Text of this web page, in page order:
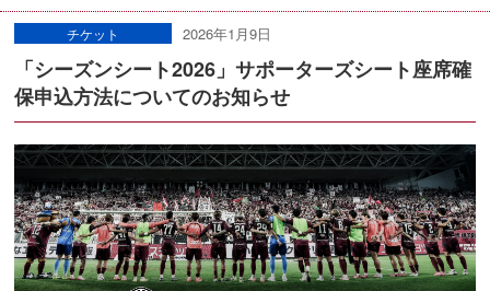
チケット 2026年1月9日
「シーズンシート2026」サポーターズシート座席確
保申込方法についてのお知らせ